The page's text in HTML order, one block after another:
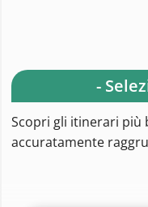
-
Scopri gli itinerari più
accuratamente